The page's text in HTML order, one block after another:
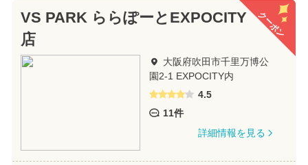
クーポン
VS PARK ららぽーとEXPOCITY
店
大阪府吹田市千里万博公
園2-1 EXPOCITY内
4.5
11件
詳細情報を見る